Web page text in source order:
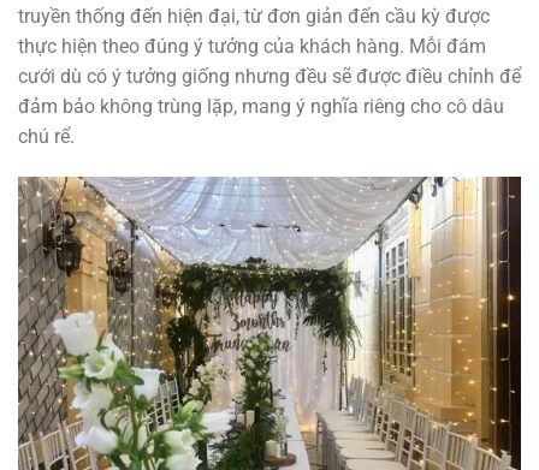
truyền thống đến hiện đại, từ đơn giản đến cầu kỳ được
thực hiện theo đúng ý tưởng của khách hàng. Mỗi đám
cưới dù có ý tưởng giống nhưng đều sẽ được điều chỉnh để
đảm bảo không trùng lặp, mang ý nghĩa riêng cho cô dâu
chú rể.